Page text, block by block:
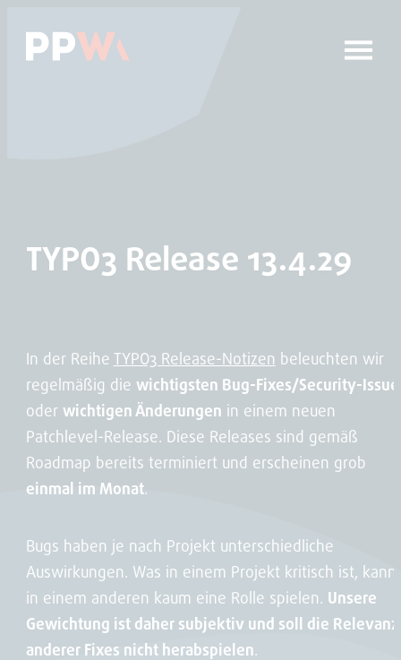
TYPO3 Release 13.4.29
In der Reihe TYPO3 Release-Notizen beleuchten wir
regelmäßig die wichtigsten Bug-Fixes/Security-
oder wichtigen Änderungen in einem neuen
Patchlevel-Release. Diese Releases sind gemäß
Roadmap bereits terminiert und erscheinen grob
einmal im Monat.
Bugs haben je nach Projekt unterschiedliche
Auswirkungen. Was in einem Projekt kritisch ist, kann
in einem anderen kaum eine Rolle spielen. Unsere
Gewichtung ist daher subjektiv und soll die Relevanz
anderer Fixes nicht herabspielen.